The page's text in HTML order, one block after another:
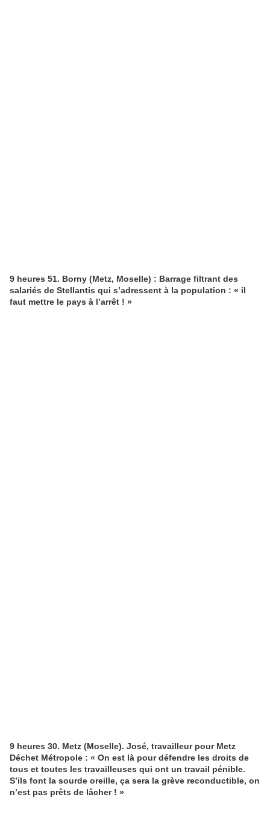
9 heures 51. Borny (Metz, Moselle) : Barrage filtrant des
salariés de Stellantis qui s’adressent à la population : « il
faut mettre le pays à l’arrêt ! »
9 heures 30. Metz (Moselle). José, travailleur pour Metz
Déchet Métropole : « On est là pour défendre les droits de
tous et toutes les travailleuses qui ont un travail pénible.
S’ils font la sourde oreille, ça sera la grève reconductible, on
n’est pas prêts de lâcher ! »